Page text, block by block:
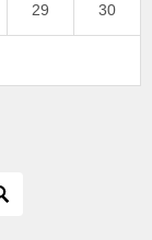
29 30